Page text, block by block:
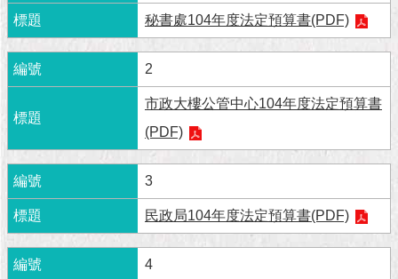
施
政
景
及
果
市
政
資
料
秘書處104年度法定預算書(PDF)
2
市政大樓公管中心104年度法定預算書
(PDF)
3
民政局104年度法定預算書(PDF)
4